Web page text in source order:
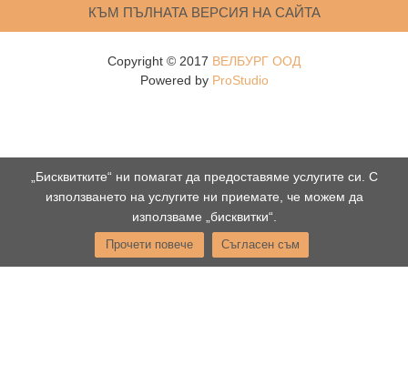
КЪМ ПЪЛНАТА ВЕРСИЯ НА САЙТА
Copyright © 2017 ВЕЛБУРГ ООД
Powered by ProStudio
„Бисквитките“ ни помагат да предоставяме услугите си. С
използването на услугите ни приемате, че можем да
използваме „бисквитки“.
Прочети повече Съгласен съм